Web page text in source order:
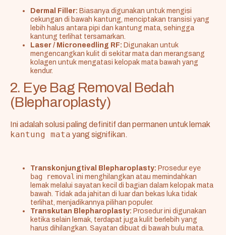
Dermal Filler: Biasanya digunakan untuk mengisi
cekungan di bawah kantung, menciptakan transisi yang
lebih halus antara pipi dan kantung mata, sehingga
kantung terlihat tersamarkan.
Laser / Microneedling RF: Digunakan untuk
mengencangkan kulit di sekitar mata dan merangsang
kolagen untuk mengatasi kelopak mata bawah yang
kendur.
2. Eye Bag Removal Bedah
(Blepharoplasty)
Ini adalah solusi paling definitif dan permanen untuk lemak
kantung mata yang signifikan.
Transkonjungtival Blepharoplasty: Prosedur eye
bag removal ini menghilangkan atau memindahkan
lemak melalui sayatan kecil di bagian dalam kelopak mata
bawah. Tidak ada jahitan di luar dan bekas luka tidak
terlihat, menjadikannya pilihan populer.
Transkutan Blepharoplasty: Prosedur ini digunakan
ketika selain lemak, terdapat juga kulit berlebih yang
harus dihilangkan. Sayatan dibuat di bawah bulu mata.